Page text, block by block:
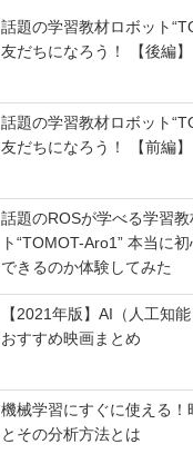
話題の学習教材ロボット
友だちになろう！ 【後編】
話題の学習教材ロボット
友だちになろう！ 【前編】
話題のROSが学べる学習教
ト“TOMOT-Aro1” 本当に
できるのか体験してみた
【2021年版】AI（人工知
おすすめ映画まとめ
機械学習にすぐに使える！
とその分析方法とは